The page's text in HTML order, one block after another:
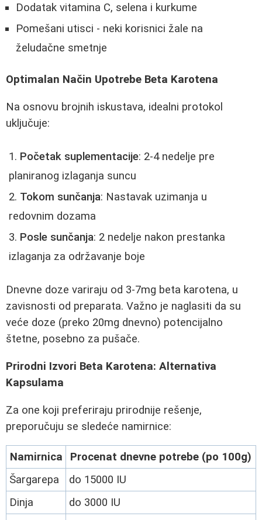
Dodatak vitamina C, selena i kurkume
Pomešani utisci - neki korisnici žale na
želudačne smetnje
Optimalan Način Upotrebe Beta Karotena
Na osnovu brojnih iskustava, idealni protokol
uključuje:
Početak suplementacije: 2-4 nedelje pre
planiranog izlaganja suncu
Tokom sunčanja: Nastavak uzimanja u
redovnim dozama
Posle sunčanja: 2 nedelje nakon prestanka
izlaganja za održavanje boje
Dnevne doze variraju od 3-7mg beta karotena, u
zavisnosti od preparata. Važno je naglasiti da su
veće doze (preko 20mg dnevno) potencijalno
štetne, posebno za pušače.
Prirodni Izvori Beta Karotena: Alternativa
Kapsulama
Za one koji preferiraju prirodnije rešenje,
preporučuju se sledeće namirnice:
Namirnica
Procenat dnevne potrebe (po 100g)
Šargarepa
do 15000 IU
Dinja
do 3000 IU